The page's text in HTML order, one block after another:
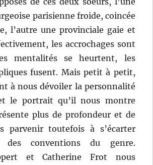
parisienne froide, coincée
l’autre une provinciale gaie et
les accrochages sont
mentalités se heurtent, les
fusent. Mais petit à petit,
à nous dévoiler la personnalité
le portrait qu’il nous montre
plus de profondeur et de
parvenir toutefois à s’écarter
des conventions du genre.
et Catherine Frot nous